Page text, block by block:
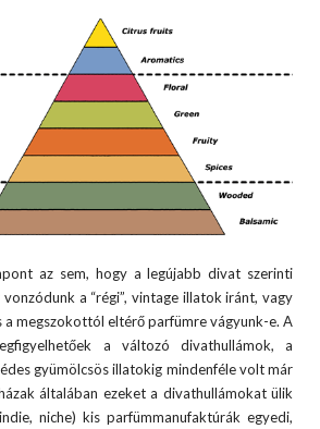
az sem, hogy a legújabb divat szerinti
a “régi”, vintage illatok iránt, vagy
a megszokottól eltérő parfümre vágyunk-e. A
a változó divathullámok, a
gyümölcsös illatokig mindenféle volt már
általában ezeket a divathullámokat ülik
niche) kis parfümmanufaktúrák egyedi,